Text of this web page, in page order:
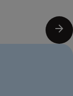
arrow_forward